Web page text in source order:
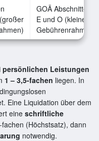
GOÄ Abschnitte A,
E und O (kleiner
Gebührenrahmen)
persönlichen Leistungen
1 – 3,5-fachen liegen. In
Eine Liquidation über dem
eine schriftliche
(Höchstsatz), dann
notwendig.